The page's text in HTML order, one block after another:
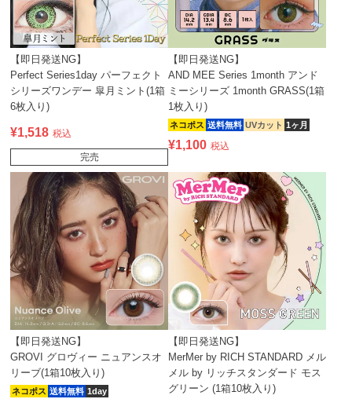
【即日発送NG】
Perfect Series1day パーフェクト
シリーズワンデー 皐月ミント(1箱
6枚入り)
¥1,518 税込
完売
【即日発送NG】
AND MEE Series 1month アンド
ミーシリーズ 1month GRASS(1箱
1枚入り)
ネコポス 送料無料 UVカット 1ヶ月
¥1,100 税込
【即日発送NG】
GROVI グロヴィー ニュアンスオ
リーブ(1箱10枚入り)
ネコポス 送料無料 1day
【即日発送NG】
MerMer by RICH STANDARD メル
メル by リッチスタンダード モス
グリーン (1箱10枚入り)